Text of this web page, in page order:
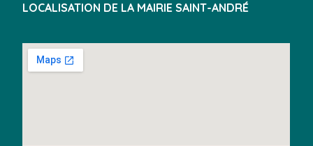
LOCALISATION DE LA MAIRIE SAINT-ANDRÉ